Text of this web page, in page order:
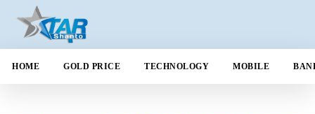
HOME GOLD PRICE TECHNOLOGY MOBILE